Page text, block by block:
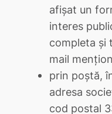
afișat un
interes
completa și
mail
prin poștă,
adresa
cod postal